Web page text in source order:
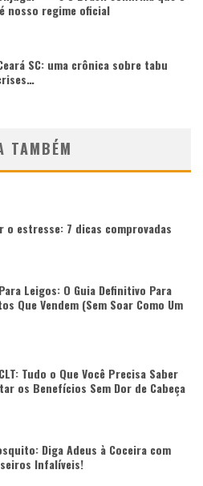
nosso regime oficial
SC: uma crônica sobre tabu
TAMBÉM
o estresse: 7 dicas comprovadas
Leigos: O Guia Definitivo Para
Que Vendem (Sem Soar Como Um
Tudo o Que Você Precisa Saber
os Benefícios Sem Dor de Cabeça
Diga Adeus à Coceira com
Infalíveis!